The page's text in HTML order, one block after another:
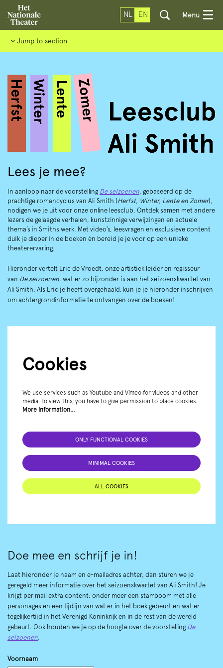
NL EN Menu
Jump to section
Lees je mee?
In aanloop naar de voorstelling De seizoenen, gebaseerd op de
prachtige romancyclus van Ali Smith (Herfst, Winter, Lente en Zomer),
nodigen we je uit voor onze online leesclub. Ontdek samen met andere
lezers de gelaagde verhalen, kunstzinnige verwijzingen en actuele
thema’s in Smiths werk. Met video’s, leesvragen en exclusieve content
duik je dieper in de boeken én bereid je je voor op een unieke
theaterervaring.
Hieronder vertelt Eric de Vroedt, onze artistiek leider en regisseur
van De seizoenen, wat er zo bijzonder is aan het seizoenskwartet van
Ali Smith. Als Eric je heeft overgehaald, kun je je hieronder inschrijven
om achtergrondinformatie te ontvangen over de boeken!
Cookies
We use services such as Youtube and Vimeo for videos and other
media. To view this, you have to give permission to place cookies.
More information…
ONLY FUNCTIONAL COOKIES
MINIMAL COOKIES
ALL COOKIES
Doe mee en schrijf je in!
Laat hieronder je naam en e-mailadres achter, dan sturen we je
geregeld meer informatie over het seizoenskwartet van Ali Smith! Je
krijgt per mail extra content: onder meer een stamboom met alle
personages en een tijdlijn van wat er in het boek gebeurt en wat er
tegelijkertijd in het Verenigd Koninkrijk en in de rest van de wereld
gebeurt. Ook houden we je op de hoogte over de voorstelling De
seizoenen.
Voornaam